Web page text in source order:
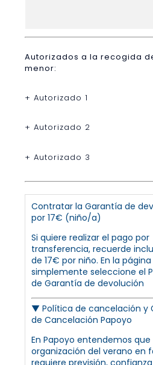
Autorizados a la recogida
menor:
+ Autorizado 1
+ Autorizado 2
+ Autorizado 3
Contratar la Garantía de
por 17€ (niño/a)
Si quiere realizar el pago por
transferencia, recuerde
de 17€ por niño. En la
simplemente seleccione el
de Garantía de devolución
▼ Política de cancelación y
de Cancelación Papoyo
En Papoyo entendemos que
organización del verano en
requiere previsión,